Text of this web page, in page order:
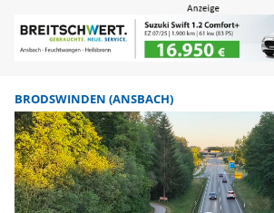
BRODSWINDEN (ANSBACH)